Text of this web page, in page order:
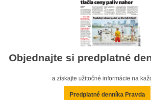
Objednajte si predplatné
a získajte užitočné informácie na
Predplatné denníka Pravda